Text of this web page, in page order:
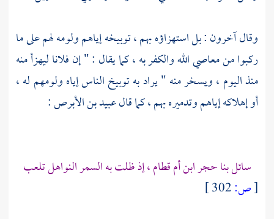
وقال آخرون : بل استهزاؤه بهم ، توبيخه إياهم ولومه لهم على ما
ركبوا من معاصي الله والكفر به ، كما يقال : " إن فلانا ليهزأ منه
منذ اليوم ، ويسخر منه " يراد به توبيخ الناس إياه ولومهم له ،
أو إهلاكه إياهم وتدميره بهم ، كما قالعبيد بن الأبرص:
سائل بنا حجر ابن أم قطام ، إذ ظلت به السمر النواهل تلعب
[ص: